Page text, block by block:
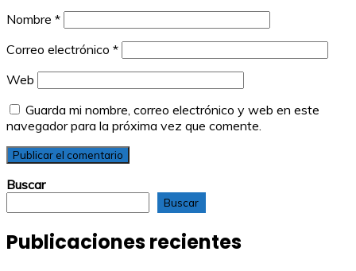
Nombre *
Correo electrónico *
Web
Guarda mi nombre, correo electrónico y web en este
navegador para la próxima vez que comente.
Buscar
Buscar
Publicaciones recientes